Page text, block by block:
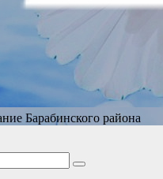
Барабинского района